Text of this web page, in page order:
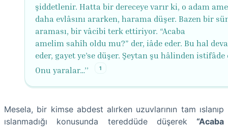
şiddetlenir. Hatta bir dereceye varır ki, o adam
daha evlâsını ararken, harama düşer. Bazen bir
araması, bir vâcibi terk ettiriyor. “Acaba
amelim sahîh oldu mu?” der, iâde eder. Bu hal
eder, gayet ye’se düşer. Şeytan şu hâlinden istifâde
Onu yaralar…’’
1
Mesela, bir kimse abdest alırken uzuvlarının tam ıslanıp
ıslanmadığı konusunda tereddüde düşerek “Acaba